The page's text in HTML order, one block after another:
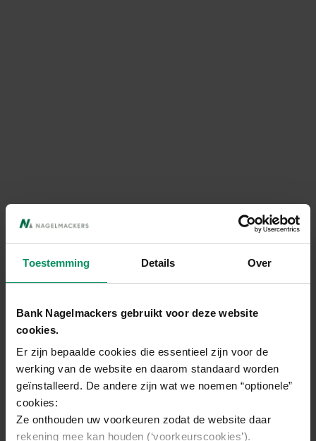
Toestemming Details Over
Bank Nagelmackers gebruikt voor deze website
cookies.
Er zijn bepaalde cookies die essentieel zijn voor de
werking van de website en daarom standaard worden
geïnstalleerd. De andere zijn wat we noemen “optionele”
cookies:
Ze onthouden uw voorkeuren zodat de website daar
rekening mee kan houden (‘voorkeurscookies’).